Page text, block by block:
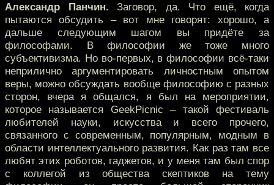
Александр Панчин. Заговор, да. Что ещё, когда
пытаются обсудить – вот мне говорят: хорошо, а
дальше следующим шагом вы придёте за
философами. В философии же тоже много
субъективизма. Но во-первых, в философии всё-таки
неприлично аргументировать личностным опытом
веры, можно обсуждать вообще философию с разных
сторон, вчера я общался, я был на мероприятии,
которое называется GeekPicnic – такой фестиваль
любителей науки, искусства и всего прочего,
связанного с современным, популярным, модным в
области интеллектуального развития. Как раз там все
любят этих роботов, гаджетов, и у меня там был спор
с коллегой из общества скептиков на тему